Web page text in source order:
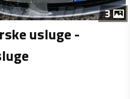
3
usluge -